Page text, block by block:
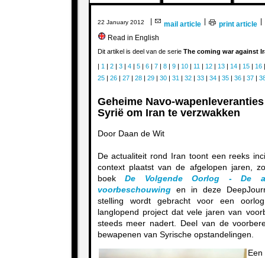
22 January 2012 mail article print article
Read in English
Dit artikel is deel van de serie The coming war against
| 1 | 2| 3| 4| 5| 6| 7| 8| 9| 10| 11 | 12| 13| 14| 15| 16
25| 26| 27| 28| 29| 30| 31 | 32| 33| 34| 35| 36| 37|
Geheime Navo-
Syrië om Iran te verzwakken
Door Daan de Wit
De actualiteit rond Iran toont een reeks
context plaatst van de afgelopen jaren,
boek De Volgende Oorlog - De
voorbeschouwingen in deze
stelling wordt gebracht voor een
langlopend project dat vele jaren van
steeds meer nadert. Deel van de
bewapenen van Syrische opstandelingen.